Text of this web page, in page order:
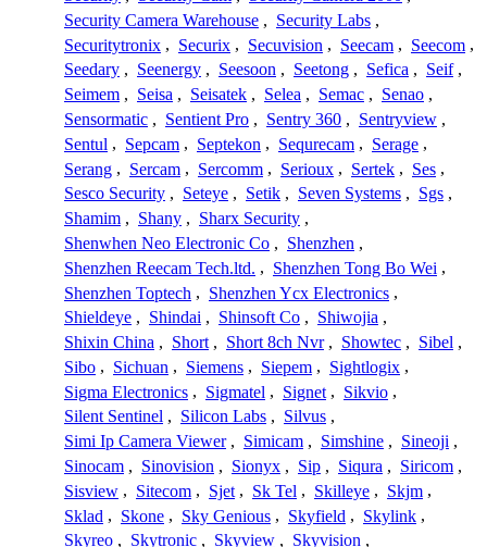
Security Camera Warehouse , Security Labs ,
Securitytronix , Securix , Secuvision , Seecam , Seecom ,
Seedary , Seenergy , Seesoon , Seetong , Sefica , Seif ,
Seimem , Seisa , Seisatek , Selea , Semac , Senao ,
Sensormatic , Sentient Pro , Sentry 360 , Sentryview ,
Sentul , Sepcam , Septekon , Sequrecam , Serage ,
Serang , Sercam , Sercomm , Serioux , Sertek , Ses ,
Sesco Security , Seteye , Setik , Seven Systems , Sgs ,
Shamim , Shany , Sharx Security ,
Shenwhen Neo Electronic Co , Shenzhen ,
Shenzhen Reecam Tech.ltd. , Shenzhen Tong Bo Wei ,
Shenzhen Toptech , Shenzhen Ycx Electronics ,
Shieldeye , Shindai , Shinsoft Co , Shiwojia ,
Shixin China , Short , Short 8ch Nvr , Showtec , Sibel ,
Sibo , Sichuan , Siemens , Siepem , Sightlogix ,
Sigma Electronics , Sigmatel , Signet , Sikvio ,
Silent Sentinel , Silicon Labs , Silvus ,
Simi Ip Camera Viewer , Simicam , Simshine , Sineoji ,
Sinocam , Sinovision , Sionyx , Sip , Siqura , Siricom ,
Sisview , Sitecom , Sjet , Sk Tel , Skilleye , Skjm ,
Sklad , Skone , Sky Genious , Skyfield , Skylink ,
Skyreo , Skytronic , Skyview , Skyvision ,